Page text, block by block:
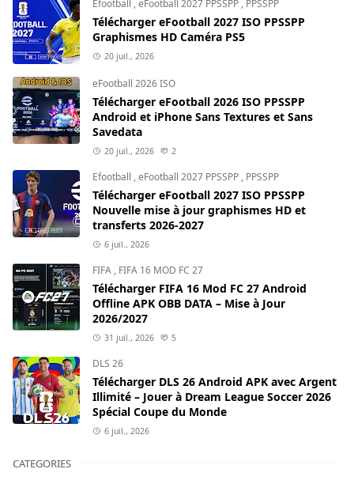
Efootball ,eFootball 2027 PPSSPP , PPSSPP
Télécharger eFootball 2027 ISO PPSSPP
Graphismes HD Caméra PS5
20 juil., 2026
eFootball 2026 ISO
Télécharger eFootball 2026 ISO PPSSPP
Android et iPhone Sans Textures et Sans
Savedata
20 juil., 2026 2
Efootball ,eFootball 2027 PPSSPP , PPSSPP
Télécharger eFootball 2027 ISO PPSSPP
Nouvelle mise à jour graphismes HD et
transferts 2026-2027
6 juil., 2026
FIFA , FIFA 16 MOD FC 27
Télécharger FIFA 16 Mod FC 27 Android
Offline APK OBB DATA – Mise à Jour
2026/2027
31 juil., 2026 5
DLS 26
Télécharger DLS 26 Android APK avec Argent
Illimité – Jouer à Dream League Soccer 2026
Spécial Coupe du Monde
6 juil., 2026
CATEGORIES